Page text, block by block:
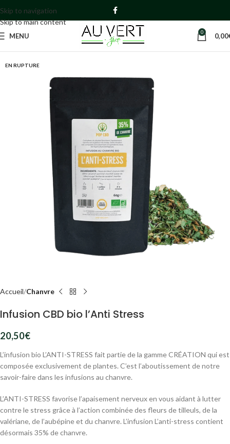
Skip to navigation
Skip to main content
MENU 0 0,00
EN RUPTURE
Accueil Chanvre
Infusion CBD bio l’Anti Stress
20,50€
L’infusion bio L’ANTI-STRESS fait partie de la gamme CRÉATION qui est
composée exclusivement de plantes. C’est l’aboutissement de notre
savoir-faire dans les infusions au chanvre.
L’ANTI-STRESS favorise l’apaisement nerveux en vous aidant à lutter
contre le stress grâce à l’action combinée des fleurs de tilleuls, de la
valériane, de l’aubépine et du chanvre. L’infusion L’anti-stress contient
désormais 35% de chanvre.